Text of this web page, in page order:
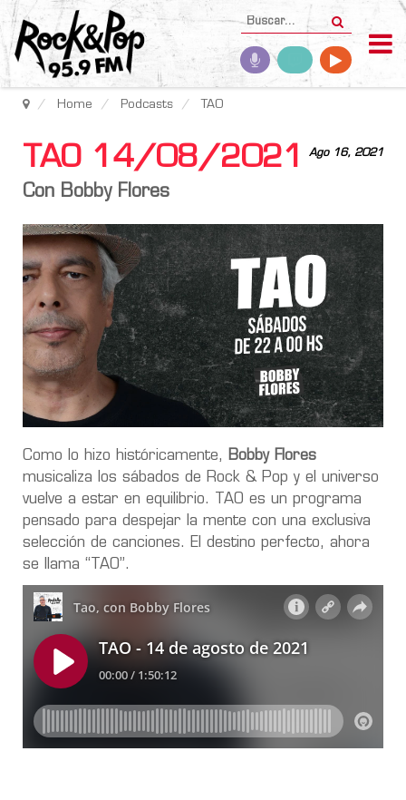
Home Podcasts TAO
Ago 16, 2021
TAO 14/08/2021
Con Bobby Flores
Como lo hizo históricamente,
Bobby Flores
musicaliza los sábados de Rock & Pop y el universo
vuelve a estar en equilibrio. TAO es un programa
pensado para despejar la mente con una exclusiva
selección de canciones. El destino perfecto, ahora
se llama “TAO”.